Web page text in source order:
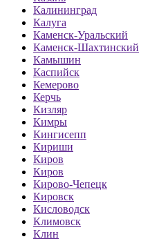
Калининград
Калуга
Каменск-Уральский
Каменск-Шахтинский
Камышин
Каспийск
Кемерово
Керчь
Кизляр
Кимры
Кингисепп
Кириши
Киров
Киров
Кирово-Чепецк
Кировск
Кисловодск
Климовск
Клин